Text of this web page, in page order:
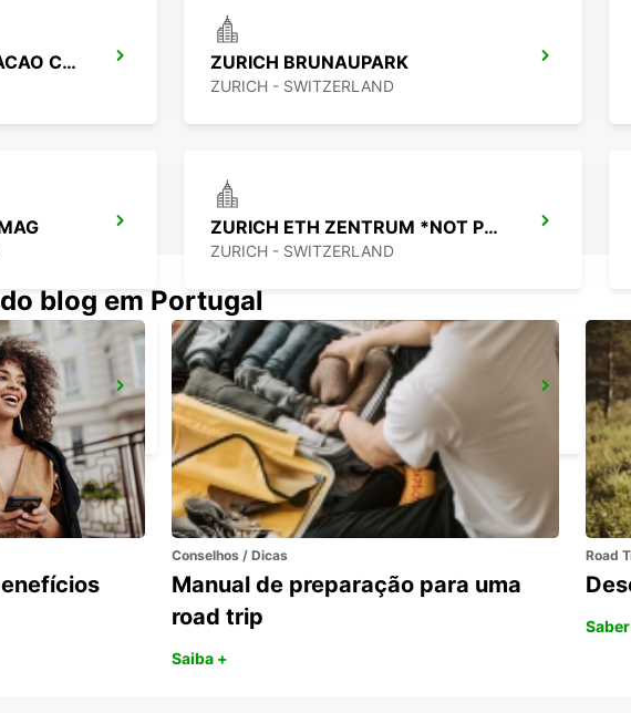
ZURIQUE, CENTRO, ESTACAO CENTRAL ZURICH BRUNAUPARK
ZURICH - SWITZERLAND
ZURICH ETH ZENTRUM *NOT PUBLIC
ZURICH - SWITZERLAND
DUEBENDORF, AMAG
DUEBENDORF - SWITZERLAND
blog em Portugal
Conselhos / Dicas
Manual de preparação para uma
road trip
Saiba +
Road